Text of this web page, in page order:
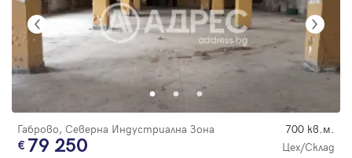
Габрово, Северна Индустриална Зона 700 кв.м.
79 250 Цех/Склад